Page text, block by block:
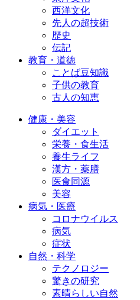
西洋文化
先人の超技術
歴史
伝記
教育・道徳
ことば豆知識
子供の教育
古人の知恵
健康・美容
ダイエット
栄養・食生活
養生ライフ
漢方・薬膳
医食同源
美容
病気・医療
コロナウイルス
病気
症状
自然・科学
テクノロジー
驚きの研究
素晴らしい自然